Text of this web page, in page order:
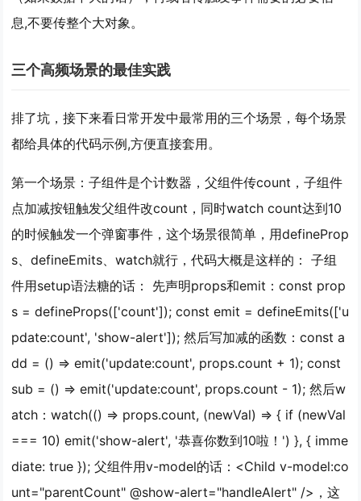
息,不要传整个大对象。
三个高频场景的最佳实践
排了坑，接下来看日常开发中最常用的三个场景，每个场景
都给具体的代码示例,方便直接套用。
第一个场景：子组件是个计数器，父组件传count，子组件
点加减按钮触发父组件改count，同时watch count达到10
的时候触发一个弹窗事件，这个场景很简单，用defineProp
s、defineEmits、watch就行，代码大概是这样的： 子组
件用setup语法糖的话： 先声明props和emit：const prop
s = defineProps(['count']); const emit = defineEmits(['u
pdate:count', 'show-alert']); 然后写加减的函数：const a
dd = () => emit('update:count', props.count + 1); const
sub = () => emit('update:count', props.count - 1); 然后w
atch：watch(() => props.count, (newVal) => { if (newVal
=== 10) emit('show-alert', '恭喜你数到10啦！') }, { imme
diate: true }); 父组件用v-model的话：<Child v-model:co
unt="parentCount" @show-alert="handleAlert" />，这